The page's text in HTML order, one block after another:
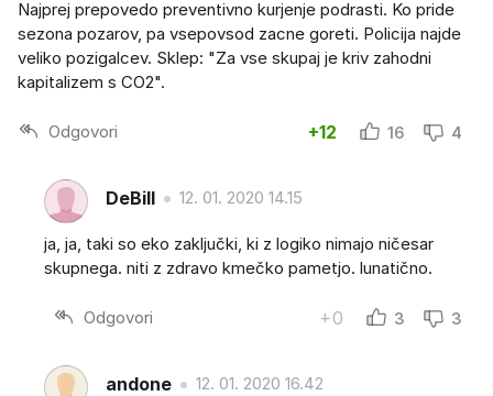
Najprej prepovedo preventivno kurjenje podrasti. Ko pride
sezona pozarov, pa vsepovsod zacne goreti. Policija najde
veliko pozigalcev. Sklep: "Za vse skupaj je kriv zahodni
kapitalizem s CO2".
Odgovori +12 16 4
DeBill 12. 01. 2020 14.15
ja, ja, taki so eko zaključki, ki z logiko nimajo ničesar
skupnega. niti z zdravo kmečko pametjo. lunatično.
Odgovori +0 3 3
andone 12. 01. 2020 16.42